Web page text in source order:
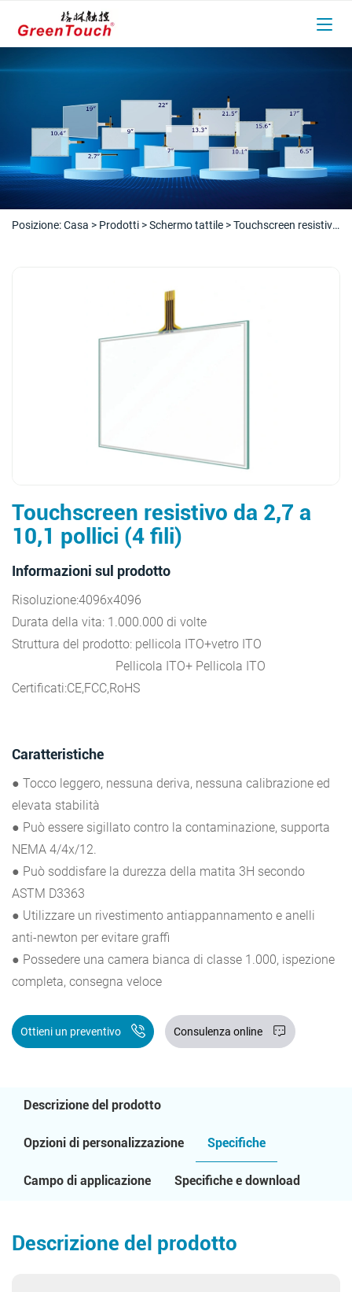
Posizione:Casa > Prodotti >Schermo tattile >Touchscreen resistivo
Touchscreen resistivo da 2,7 a
10,1 pollici (4 fili)
Informazioni sul prodotto
Risoluzione:4096x4096
Durata della vita: 1.000.000 di volte
Struttura del prodotto: pellicola ITO+vetro ITO
Pellicola ITO+ Pellicola ITO
Certificati:CE,FCC,RoHS
Caratteristiche
● Tocco leggero, nessuna deriva, nessuna calibrazione ed
elevata stabilità
● Può essere sigillato contro la contaminazione, supporta
NEMA 4/4x/12.
● Può soddisfare la durezza della matita 3H secondo
ASTM D3363
● Utilizzare un rivestimento antiappannamento e anelli
anti-newton per evitare graffi
● Possedere una camera bianca di classe 1.000, ispezione
completa, consegna veloce
Ottieni un preventivo Consulenza online
Descrizione del prodotto
Opzioni di personalizzazione Specifiche
Campo di applicazione Specifiche e download
Descrizione del prodotto